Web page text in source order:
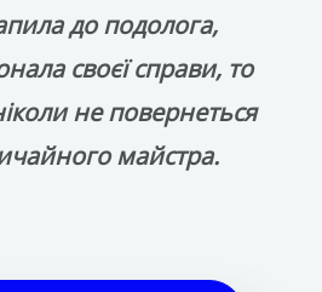
до подолога,
своєї справи, то
не повернеться
майстра.